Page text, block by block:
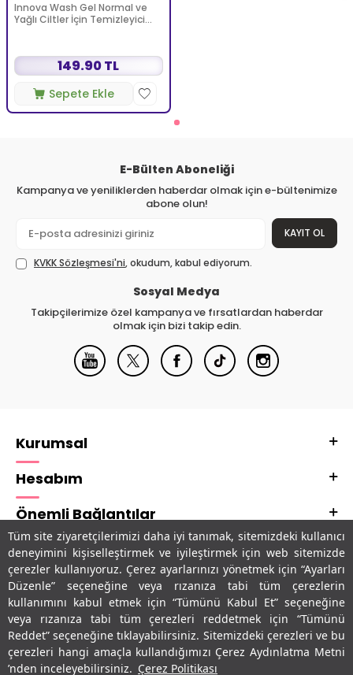
Tüm site ziyaretçilerimizi daha iyi tanımak, sitemizdeki kullanıcı
deneyimini kişiselleştirmek ve iyileştirmek için web sitemizde
çerezler kullanıyoruz. Çerez ayarlarınızı yönetmek için “Ayarları
Düzenle” seçeneğine veya rızanıza tabi tüm çerezlerin
kullanımını kabul etmek için “Tümünü Kabul Et” seçeneğine
veya rızanıza tabi tüm çerezleri reddetmek için “Tümünü
Reddet” seçeneğine tıklayabilirsiniz. Sitemizdeki çerezleri ve bu
çerezleri hangi amaçla kullandığımızı Çerez Aydınlatma Metni
’nden inceleyebilirsiniz. Çerez Politikası
Innova Wash Gel Normal ve
Yağlı Ciltler İçin Temizleyici
149.90 TL
Sepete Ekle
E-Bülten Aboneliği
Kampanya ve yeniliklerden haberdar olmak için e-bültenimize
abone olun!
KAYIT OL
KVKK Sözleşmesi'ni, okudum, kabul ediyorum.
Sosyal Medya
Takipçilerimize özel kampanya ve fırsatlardan haberdar
olmak için bizi takip edin.
Kurumsal
Hesabım
Önemli Bağlantılar
Adres & İletişim
Uygulamalarımız